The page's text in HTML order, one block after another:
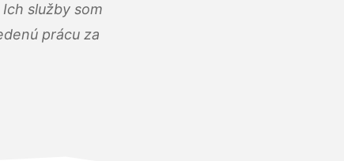
služby som
prácu za